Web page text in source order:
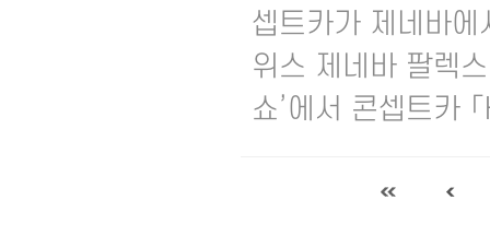
셉트카가 제네바
위스 제네바 팔렉
쇼’에서 콘셉트카